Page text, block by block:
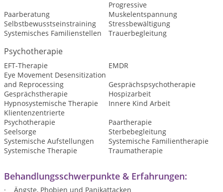
Paarberatung
Progressive
Muskelentspannung
Selbstbewusstseinstraining
Stressbewältigung
Systemisches Familienstellen
Trauerbegleitung
Psychotherapie
EFT-Therapie
EMDR
Eye Movement Desensitization
and Reprocessing
Gesprächspsychotherapie
Gesprächstherapie
Hospizarbeit
Hypnosystemische Therapie
Innere Kind Arbeit
Klientenzentrierte
Psychotherapie
Paartherapie
Seelsorge
Sterbebegleitung
Systemische Aufstellungen
Systemische Familientherapie
Systemische Therapie
Traumatherapie
Behandlungsschwerpunkte & Erfahrungen:
· Ängste, Phobien und Panikattacken